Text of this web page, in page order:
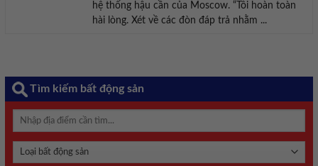
hệ thống hậu cần của Moscow. “Tôi hoàn toàn
hài lòng. Xét về các đòn đáp trả nhằm ...
Tìm kiếm bất động sản